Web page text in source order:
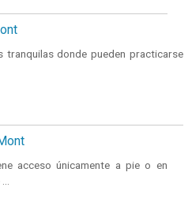
tranquilas donde pueden practicarse
acceso únicamente a pie o en